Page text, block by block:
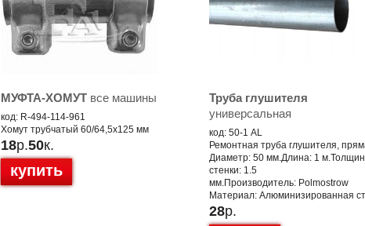
МУФТА-ХОМУТ все машины
код: R-494-114-961
Хомут трубчатый 60/64,5x125 мм
18р.50к.
купить
Труба глушителя
универсальная
код: 50-1 AL
Ремонтная труба глушителя,
Диаметр: 50 мм.Длина: 1
стенки: 1.5
мм.Производитель: Polmostrow
Материал: Алюминизированная
28р.